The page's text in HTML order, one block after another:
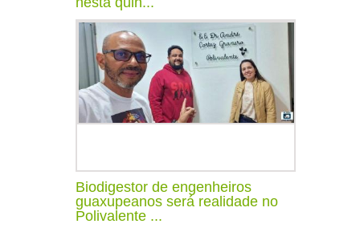
Biodigestor de engenheiros
guaxupeanos será realidade no
Polivalente ...